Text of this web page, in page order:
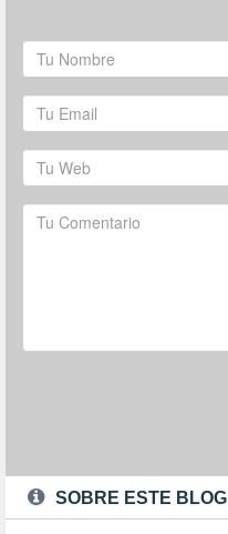
SOBRE ESTE BLOG